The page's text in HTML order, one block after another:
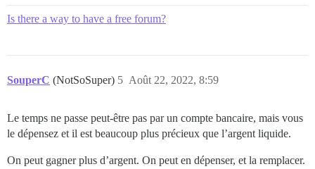
Is there a way to have a free forum?
SouperC (NotSoSuper) Août 22, 2022, 8:59
5
Le temps ne passe peut-être pas par un compte bancaire, mais vous
le dépensez et il est beaucoup plus précieux que l’argent liquide.
On peut gagner plus d’argent. On peut en dépenser, et la remplacer.